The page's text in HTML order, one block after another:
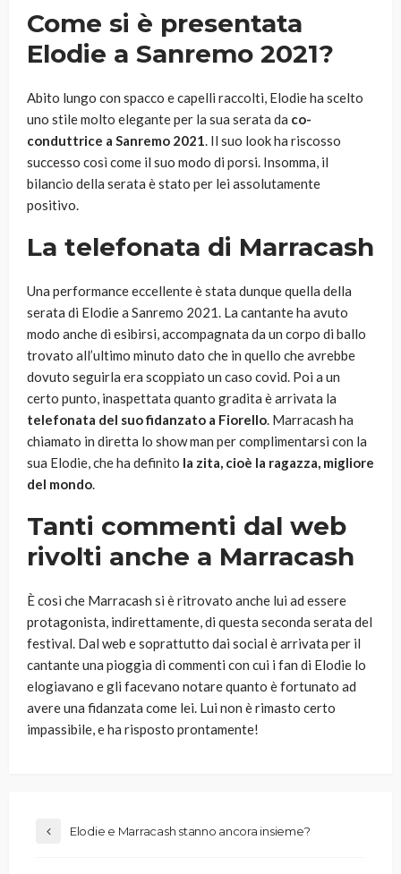
Come si è presentata
Elodie a Sanremo 2021?
Abito lungo con spacco e capelli raccolti, Elodie ha scelto
uno stile molto elegante per la sua serata da co-
conduttrice a Sanremo 2021. Il suo look ha riscosso
successo così come il suo modo di porsi. Insomma, il
bilancio della serata è stato per lei assolutamente
positivo.
La telefonata di Marracash
Una performance eccellente è stata dunque quella della
serata di Elodie a Sanremo 2021. La cantante ha avuto
modo anche di esibirsi, accompagnata da un corpo di ballo
trovato all’ultimo minuto dato che in quello che avrebbe
dovuto seguirla era scoppiato un caso covid. Poi a un
certo punto, inaspettata quanto gradita è arrivata la
telefonata del suo fidanzato a Fiorello. Marracash ha
chiamato in diretta lo show man per complimentarsi con la
sua Elodie, che ha definito la zita, cioè la ragazza, migliore
del mondo.
Tanti commenti dal web
rivolti anche a Marracash
È così che Marracash si è ritrovato anche lui ad essere
protagonista, indirettamente, di questa seconda serata del
festival. Dal web e soprattutto dai social è arrivata per il
cantante una pioggia di commenti con cui i fan di Elodie lo
elogiavano e gli facevano notare quanto è fortunato ad
avere una fidanzata come lei. Lui non è rimasto certo
impassibile, e ha risposto prontamente!
Elodie e Marracash stanno ancora insieme?